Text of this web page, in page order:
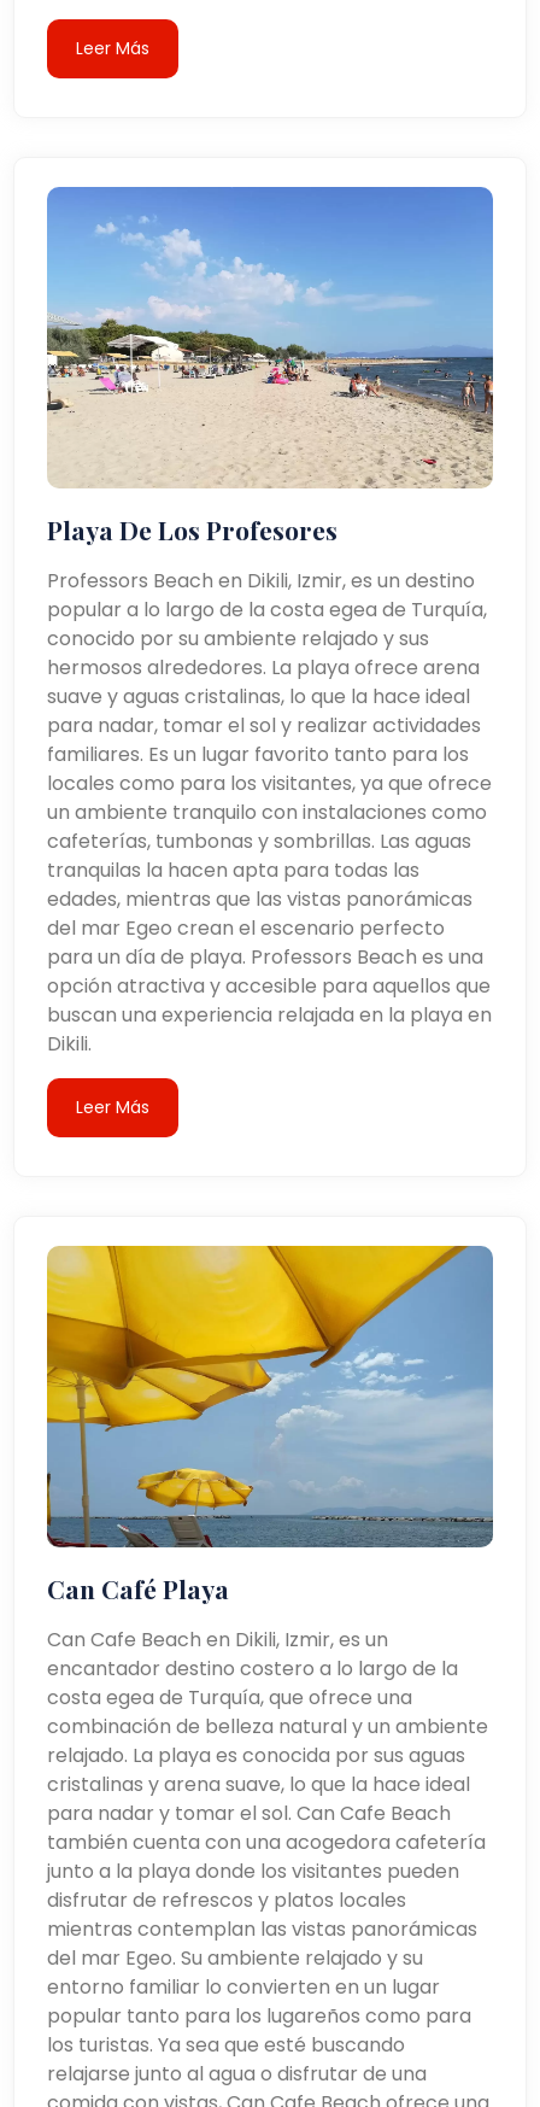
Leer Más
Playa De Los Profesores
Professors Beach en Dikili, Izmir, es un destino
popular a lo largo de la costa egea de Turquía,
conocido por su ambiente relajado y sus
hermosos alrededores. La playa ofrece arena
suave y aguas cristalinas, lo que la hace ideal
para nadar, tomar el sol y realizar actividades
familiares. Es un lugar favorito tanto para los
locales como para los visitantes, ya que ofrece
un ambiente tranquilo con instalaciones como
cafeterías, tumbonas y sombrillas. Las aguas
tranquilas la hacen apta para todas las
edades, mientras que las vistas panorámicas
del mar Egeo crean el escenario perfecto
para un día de playa. Professors Beach es una
opción atractiva y accesible para aquellos que
buscan una experiencia relajada en la playa en
Dikili.
Leer Más
Can Café Playa
Can Cafe Beach en Dikili, Izmir, es un
encantador destino costero a lo largo de la
costa egea de Turquía, que ofrece una
combinación de belleza natural y un ambiente
relajado. La playa es conocida por sus aguas
cristalinas y arena suave, lo que la hace ideal
para nadar y tomar el sol. Can Cafe Beach
también cuenta con una acogedora cafetería
junto a la playa donde los visitantes pueden
disfrutar de refrescos y platos locales
mientras contemplan las vistas panorámicas
del mar Egeo. Su ambiente relajado y su
entorno familiar lo convierten en un lugar
popular tanto para los lugareños como para
los turistas. Ya sea que esté buscando
relajarse junto al agua o disfrutar de una